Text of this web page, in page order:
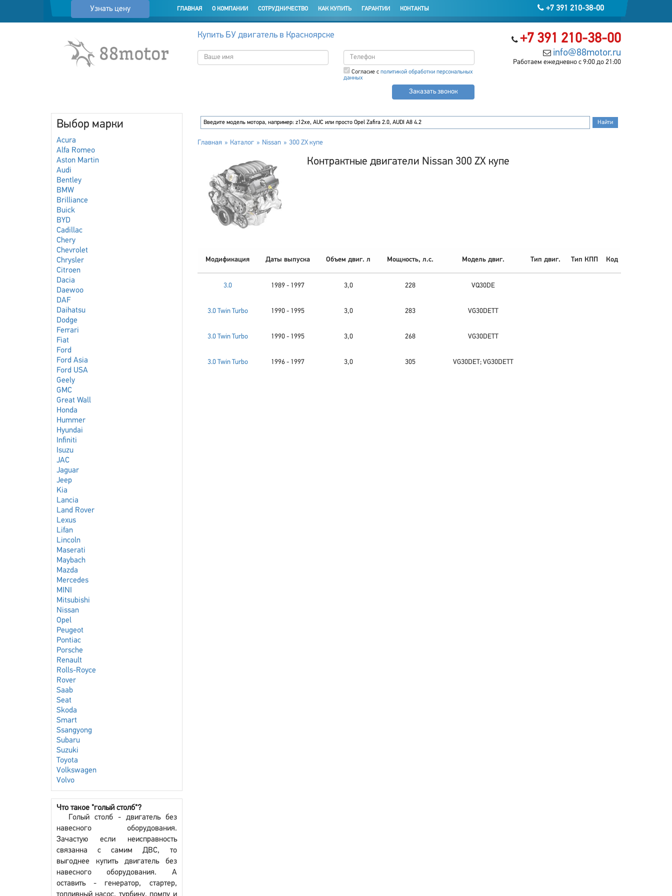
Узнать цену +7 391 210-38-00
ГЛАВНАЯ О КОМПАНИИ СОТРУДНИЧЕСТВО КАК КУПИТЬ ГАРАНТИИ КОНТАКТЫ
+7 391 210-38-00
info@88motor.ru
Работаем ежедневно с 9:00 до 21:00
Купить БУ двигатель в Красноярске
Согласие с политикой обработки персональных
данных
Заказать звонок
Выбор марки
Acura
Alfa Romeo
Aston Martin
Audi
Bentley
BMW
Brilliance
Buick
BYD
Cadillac
Chery
Chevrolet
Chrysler
Citroen
Dacia
Daewoo
DAF
Daihatsu
Dodge
Ferrari
Fiat
Ford
Ford Asia
Ford USA
Geely
GMC
Great Wall
Honda
Hummer
Hyundai
Infiniti
Isuzu
JAC
Jaguar
Jeep
Kia
Lancia
Land Rover
Lexus
Lifan
Lincoln
Maserati
Maybach
Mazda
Mercedes
MINI
Mitsubishi
Nissan
Opel
Peugeot
Pontiac
Porsche
Renault
Rolls-Royce
Rover
Saab
Seat
Skoda
Smart
Ssangyong
Subaru
Suzuki
Toyota
Volkswagen
Volvo
Что такое "голый столб"?
Голый столб - двигатель без
навесного оборудования.
Зачастую если неисправность
связанна с самим ДВС, то
выгоднее купить двигатель без
навесного оборудования. А
оставить - генератор, стартер,
Главная Каталог Nissan 300 ZX купе
Контрактные двигатели Nissan 300 ZX купе
Модификация Даты выпуска Объем двиг. л Мощность, л.с. Модель двиг. Тип двиг. Тип КПП Код
3.0 1989 - 1997 3,0 228 VQ30DE
3.0 Twin Turbo 1990 - 1995 3,0 283 VG30DETT
3.0 Twin Turbo 1990 - 1995 3,0 268 VG30DETT
3.0 Twin Turbo 1996 - 1997 3,0 305 VG30DET; VG30DETT